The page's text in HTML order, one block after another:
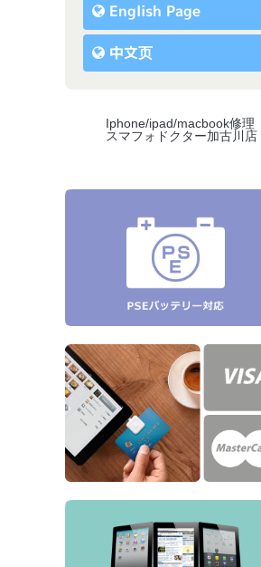
English Page
中文页
Iphone/ipad/macbook修理
スマフォドクター加古川店